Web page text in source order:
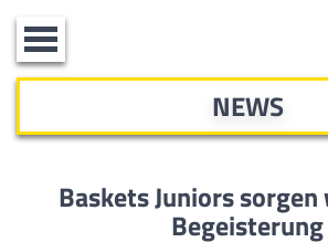
Toggle
navigation
NEWS
Baskets Juniors
Begeisterung